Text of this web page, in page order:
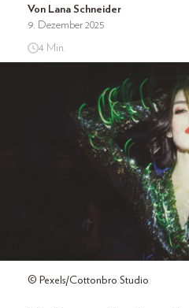
Von Lana Schneider
9. Dezember 2025
4 Min.
© Pexels/Cottonbro Studio